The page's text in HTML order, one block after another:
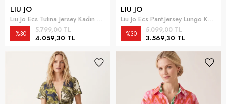
LIU JO
Liu Jo Ecs Tutina Jersey Kadın Plaj Elbisesi Siyah
4.059,30 TL
5.799,00 TL
%30
LIU JO
Liu Jo Ecs Pant.Jersey Lungo Kadın Plaj Pantolonu Siyah
3.569,30 TL
5.099,00 TL
%30